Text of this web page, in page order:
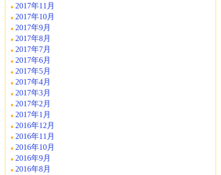
2017年11月
2017年10月
2017年9月
2017年8月
2017年7月
2017年6月
2017年5月
2017年4月
2017年3月
2017年2月
2017年1月
2016年12月
2016年11月
2016年10月
2016年9月
2016年8月